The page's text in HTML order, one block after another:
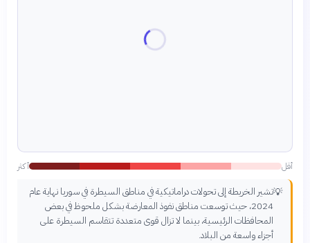
أقل أكثر
💡تشير الخريطة إلى تحولات دراماتيكية في مناطق السيطرة في سوريا نهاية عام
2024، حيث توسعت مناطق نفوذ المعارضة بشكل ملحوظ في بعض
المحافظات الرئيسية، بينما لا تزال قوى متعددة تتقاسم السيطرة على
أجزاء واسعة من البلاد.